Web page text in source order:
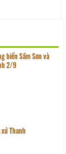
biển Sầm Sơn và
2/9
Thanh